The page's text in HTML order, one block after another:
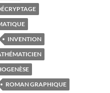
INVENTION
ROMAN GRAPHIQUE